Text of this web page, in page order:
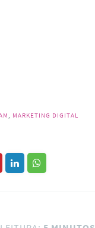
MARKETING DIGITAL